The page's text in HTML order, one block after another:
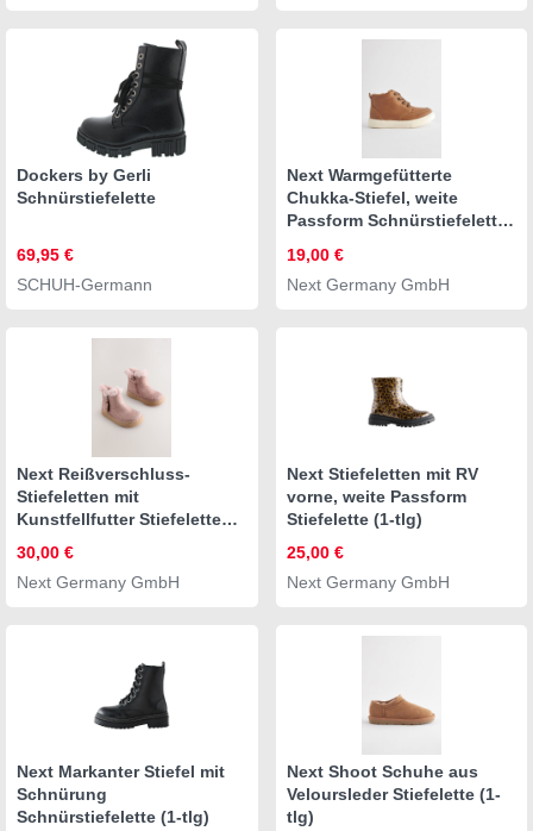
Dockers by Gerli
Schnürstiefelette
69,95 €
SCHUH-Germann
Next Warmgefütterte
Chukka-Stiefel, weite
Passform Schnürstiefelette
19,00 €
Next Germany GmbH
Next Reißverschluss-
Stiefeletten mit
Kunstfellfutter Stiefelette
30,00 €
Next Germany GmbH
Next Stiefeletten mit RV
vorne, weite Passform
Stiefelette (1-tlg)
25,00 €
Next Germany GmbH
Next Markanter Stiefel mit
Schnürung
Schnürstiefelette (1-tlg)
Next Shoot Schuhe aus
Veloursleder Stiefelette (1-
tlg)